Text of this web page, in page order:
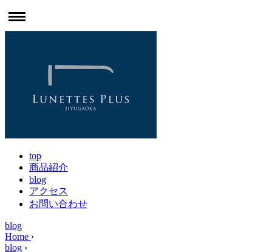
top
商品紹介
blog
アクセス
お問い合わせ
blog
Home ›
blog ›